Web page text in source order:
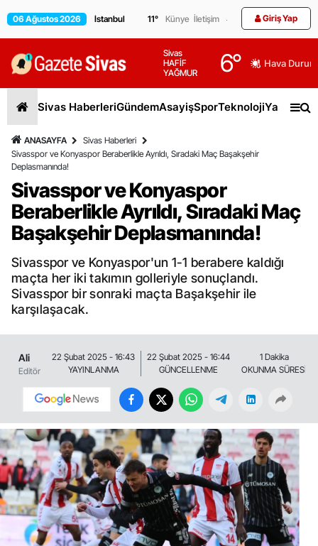
06 Ağustos 2026 11° Künye İletişim Giriş Yap
Sivas
HAFİF
YAĞMUR
6° Hava
Sivas HaberleriGündemAsayişSporTeknolojiYaşam
ANASAYFA
Sivas Haberleri
Sivasspor ve Konyaspor Beraberlikle Ayrıldı, Sıradaki Maç Başakşehir
Deplasmanında!
Sivasspor ve Konyaspor
Beraberlikle Ayrıldı, Sıradaki Maç
Başakşehir Deplasmanında!
Sivasspor ve Konyaspor'un 1-1 berabere kaldığı
maçta her iki takımın golleriyle sonuçlandı.
Sivasspor bir sonraki maçta Başakşehir ile
karşılaşacak.
Ali
Editör
22 Şubat 2025 - 16:43
YAYINLANMA
22 Şubat 2025 - 16:44
GÜNCELLENME
1 Dakika
OKUNMA SÜRESİ